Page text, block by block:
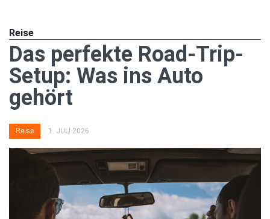
Reise
Das perfekte Road-Trip-
Setup: Was ins Auto
gehört
Reise 1. JULI 2026